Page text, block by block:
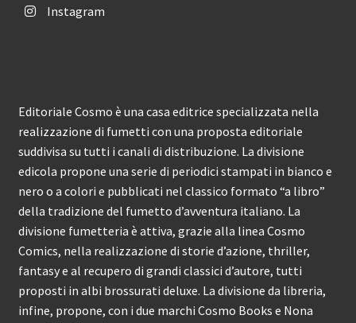
Instagram
Editoriale Cosmo è una casa editrice specializzata nella
realizzazione di fumetti con una proposta editoriale
suddivisa su tutti i canali di distribuzione. La divisione
edicola propone una serie di periodici stampati in bianco e
nero o a colori e pubblicati nel classico formato “a libro”
della tradizione del fumetto d’avventura italiano. La
divisione fumetteria è attiva, grazie alla linea Cosmo
Comics, nella realizzazione di storie d’azione, thriller,
fantasy e al recupero di grandi classici d’autore, tutti
proposti in albi brossurati deluxe. La divisione da libreria,
infine, propone, con i due marchi Cosmo Books e Nona